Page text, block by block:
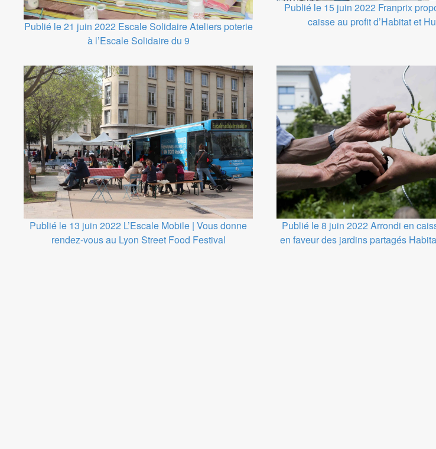
Publié le 21 juin 2022 Escale SolidaireAteliers poterie
à l’Escale Solidaire du 9
Publié le 15 juin 2022 Franprix
caisse au profit d’Habitat et
Publié le 13 juin 2022 L’Escale Mobile | Vous donne
rendez-vous au Lyon Street Food Festival
Publié le 8 juin 2022 Arrondi en
en faveur des jardins partagés